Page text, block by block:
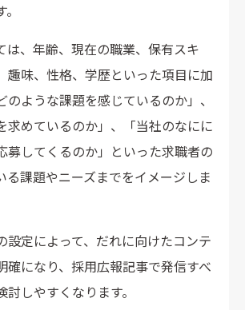
は、年齢、現在の職業、保有スキ
趣味、性格、学歴といった項目に加
のような課題を感じているのか」、
求めているのか」、「当社のなにに
募してくるのか」といった求職者の
る課題やニーズまでをイメージしま
設定によって、だれに向けたコンテ
確になり、採用広報記事で発信すべ
しやすくなります。